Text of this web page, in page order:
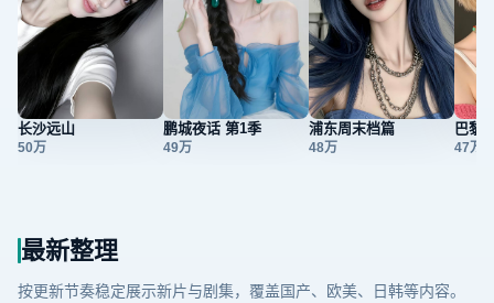
长沙远山
50万
鹏城夜话 第1季
49万
浦东周末档篇
48万
巴黎
47万
最新整理
按更新节奏稳定展示新片与剧集，覆盖国产、欧美、日韩等内容。